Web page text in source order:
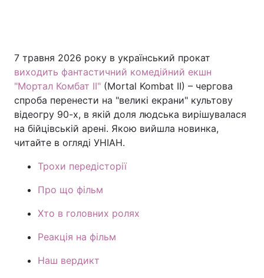
7 травня 2026 року в український прокат
виходить фантастичний комедійний екшн
"Мортал Комбат II" (Mortal Kombat II) – чергова
спроба перенести на "великі екрани" культову
відеогру 90-х, в якій доля людська вирішувалася
на бійцівській арені. Якою вийшла новинка,
читайте в огляді УНІАН.
Трохи передісторії
Про що фільм
Хто в головних ролях
Реакція на фільм
Наш вердикт